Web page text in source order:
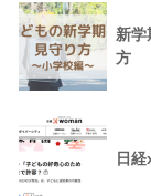
新学
方
日